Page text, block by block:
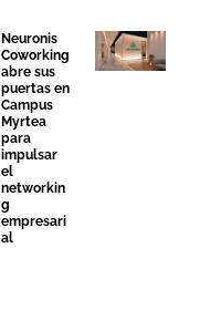
Neuronis
Coworking
abre sus
puertas en
Campus
Myrtea
para
impulsar
el
networkin
g
empresari
al